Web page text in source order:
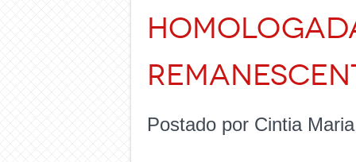
Postado por Cintia